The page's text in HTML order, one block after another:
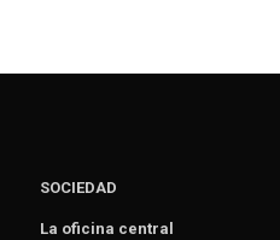
SOCIEDAD
La oficina central